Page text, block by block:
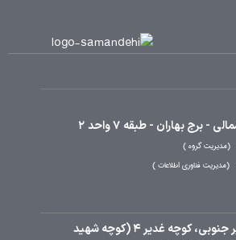
برج بهاران - طبقه 7 واحد 2
مدیریت گروه
مدیریت فناوری اطلاعات
البرز، نظرآباد، الغدیر جنوبی، کوچه غدیر 4 (کوچه شهید